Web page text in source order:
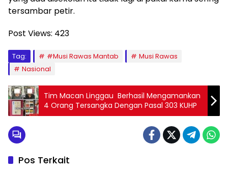
tersambar petir.
Post Views: 423
Tag: #Musi Rawas Mantab
Musi Rawas
Nasional
Tim Macan Linggau Berhasil Mengamankan
4 Orang Tersangka Dengan Pasal 303 KUHP
Pos Terkait